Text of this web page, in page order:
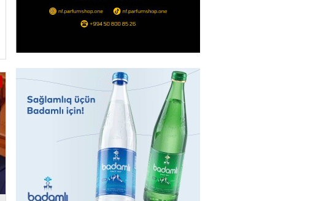
“Birgə Strateji Müdafiə Sazişi”nin
əhəmiyyəti nədir? -ŞƏRH
İDMAN
Albaniya klubuna keçən Kamil
“Liverpul”da oynamaq istəyir
- 16:15 260
Tovuzda qadın qətlə yetirildi – Şübhəli
qardaşı oğludur
07.08.2026- 16:00 245